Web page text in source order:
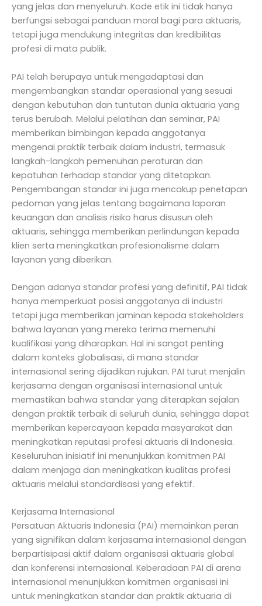
yang jelas dan menyeluruh. Kode etik ini tidak hanya
berfungsi sebagai panduan moral bagi para aktuaris,
tetapi juga mendukung integritas dan kredibilitas
profesi di mata publik.
PAI telah berupaya untuk mengadaptasi dan
mengembangkan standar operasional yang sesuai
dengan kebutuhan dan tuntutan dunia aktuaria yang
terus berubah. Melalui pelatihan dan seminar, PAI
memberikan bimbingan kepada anggotanya
mengenai praktik terbaik dalam industri, termasuk
langkah-langkah pemenuhan peraturan dan
kepatuhan terhadap standar yang ditetapkan.
Pengembangan standar ini juga mencakup penetapan
pedoman yang jelas tentang bagaimana laporan
keuangan dan analisis risiko harus disusun oleh
aktuaris, sehingga memberikan perlindungan kepada
klien serta meningkatkan profesionalisme dalam
layanan yang diberikan.
Dengan adanya standar profesi yang definitif, PAI tidak
hanya memperkuat posisi anggotanya di industri
tetapi juga memberikan jaminan kepada stakeholders
bahwa layanan yang mereka terima memenuhi
kualifikasi yang diharapkan. Hal ini sangat penting
dalam konteks globalisasi, di mana standar
internasional sering dijadikan rujukan. PAI turut menjalin
kerjasama dengan organisasi internasional untuk
memastikan bahwa standar yang diterapkan sejalan
dengan praktik terbaik di seluruh dunia, sehingga dapat
memberikan kepercayaan kepada masyarakat dan
meningkatkan reputasi profesi aktuaris di Indonesia.
Keseluruhan inisiatif ini menunjukkan komitmen PAI
dalam menjaga dan meningkatkan kualitas profesi
aktuaris melalui standardisasi yang efektif.
Kerjasama Internasional
Persatuan Aktuaris Indonesia (PAI) memainkan peran
yang signifikan dalam kerjasama internasional dengan
berpartisipasi aktif dalam organisasi aktuaris global
dan konferensi internasional. Keberadaan PAI di arena
internasional menunjukkan komitmen organisasi ini
untuk meningkatkan standar dan praktik aktuaria di